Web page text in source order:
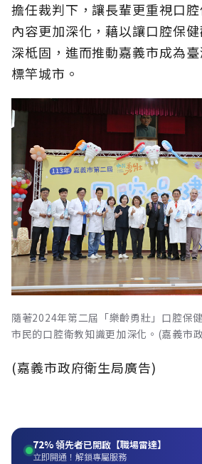
擔任裁判下，讓長輩更重視口
內容更加深化，藉以讓口腔保
深柢固，進而推動嘉義市成為
標竿城市。
隨著2024年第二屆「樂齡勇壯」口腔保
市民的口腔衛教知識更加深化。(嘉義市
(嘉義市政府衛生局廣告)
72%領先者已開啟【職場雷達】
立即開通！解鎖專屬服務